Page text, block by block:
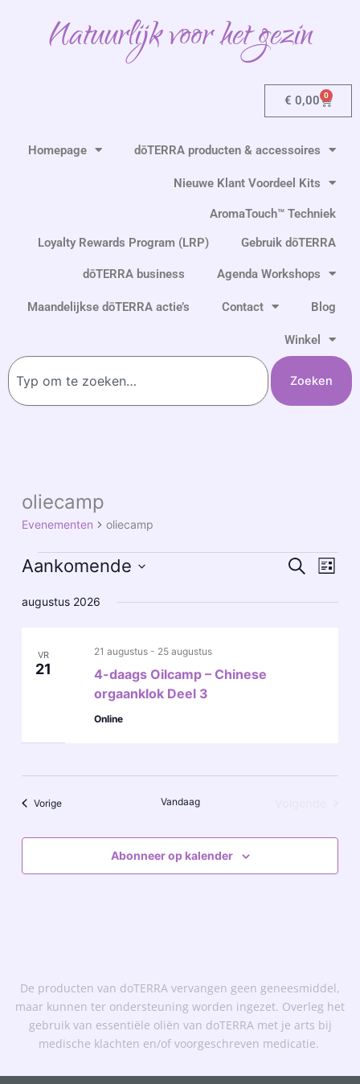
Natuurlijk voor het gezin
€ 0,00 0
Homepage dōTERRA producten & accessoires
Nieuwe Klant Voordeel Kits
AromaTouch™ Techniek
Loyalty Rewards Program (LRP)
Gebruik dōTERRA
dōTERRA business Agenda Workshops
Maandelijkse dōTERRA actie’s Contact Blog
Winkel
Zoeken
Zoeken
oliecamp
Evenementen oliecamp
Evenementen
Evenementen
en
Zoeken
Lijst
Aankomende
een
augustus 2026
VR
21
4-daags Oilcamp – Chinese
orgaanklok Deel 3
21 augustus- 25 augustus
Online
VorigeEvenementen Vandaag
Abonneer op kalender
De producten van doTERRA vervangen geen geneesmiddel,
maar kunnen ter ondersteuning worden ingezet. Overleg het
gebruik van essentiële oliën van doTERRA met je arts bij
medische klachten en/of voorgeschreven medicatie.